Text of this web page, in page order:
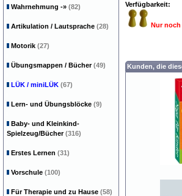
Verfügbarkeit:
Nur
Kunden, die
Wahrnehmung -» (82)
Artikulation / Lautsprache (28)
Motorik (27)
Übungsmappen / Bücher(49)
LÜK / miniLÜK (67)
Lern- und Übungsblöcke (9)
Baby- und Kleinkind-
Spielzeug/Bücher(316)
Erstes Lernen (31)
Vorschule (100)
Für Therapie und zu Hause (58)